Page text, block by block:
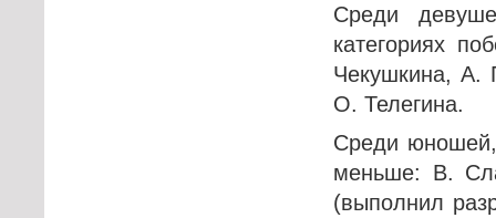
Среди
категориях
Чекушкина, А.
О. Телегина.
Среди
меньше: В.
(выполнил